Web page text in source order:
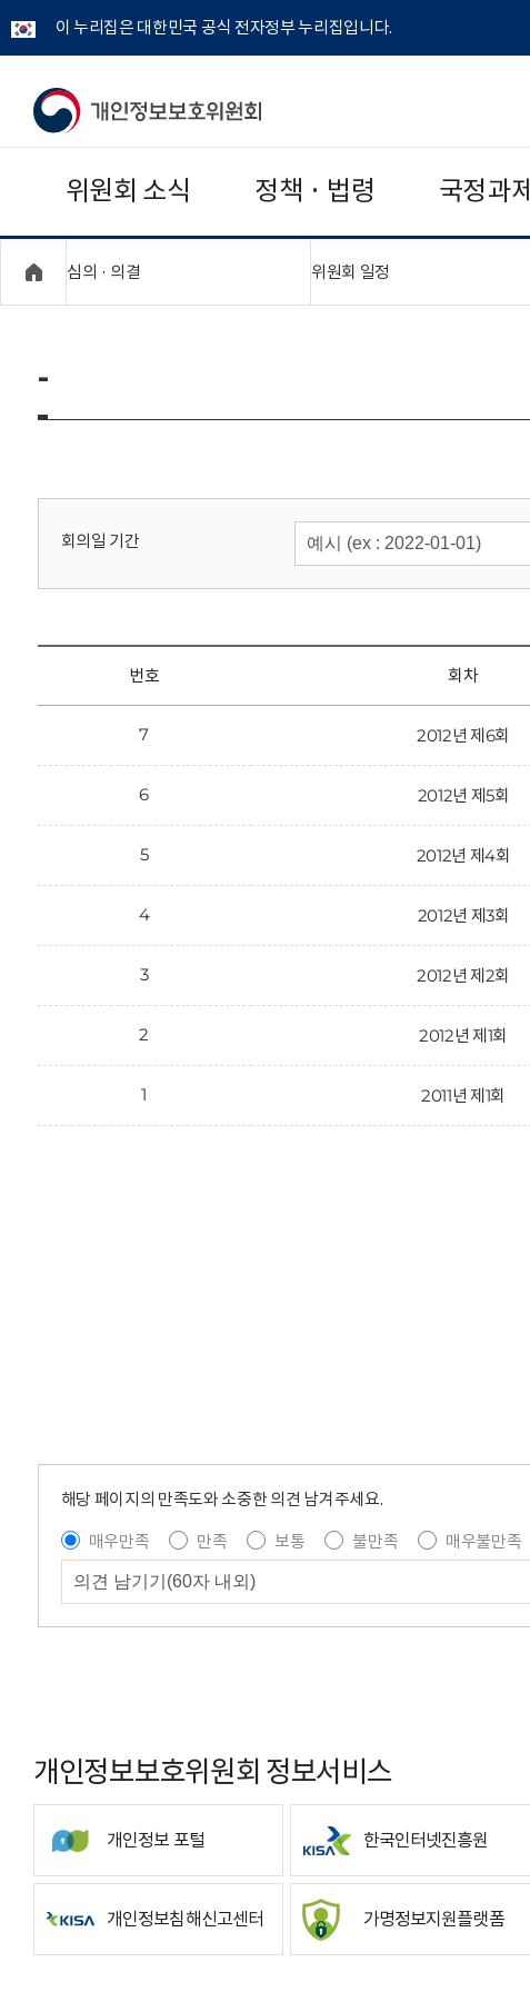
이 누리집은 대한민국 공식 전자정부 누리집입니다.
개
보
보
위
회
위원회 소식 정책 · 법령 국정과제
심의 · 의결 위원회 일정
-
회의일 기간
번호 회차
7 2012년 제6회
6 2012년 제5회
5 2012년 제4회
4 2012년 제3회
3 2012년 제2회
2 2012년 제1회
1 2011년 제1회
해당 페이지의 만족도와 소중한 의견 남겨주세요.
매우만족
만족 보통 불만족
매우불만족
개인정보보호위원회 정보서비스
개인정보 포털 한국인터넷진흥원
개인정보침해신고센터 가명정보지원플랫폼